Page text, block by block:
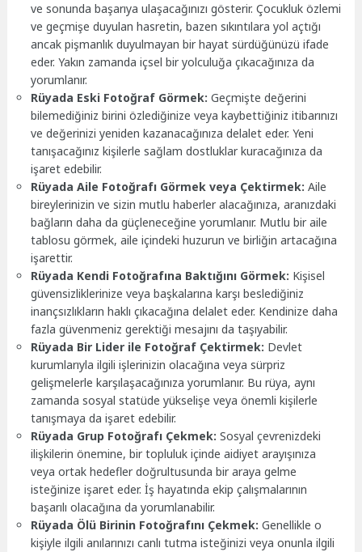
ve sonunda başarıya ulaşacağınızı gösterir. Çocukluk özlemi
ve geçmişe duyulan hasretin, bazen sıkıntılara yol açtığı
ancak pişmanlık duyulmayan bir hayat sürdüğünüzü ifade
eder. Yakın zamanda içsel bir yolculuğa çıkacağınıza da
yorumlanır.
Rüyada Eski Fotoğraf Görmek: Geçmişte değerini
bilemediğiniz birini özlediğinize veya kaybettiğiniz itibarınızı
ve değerinizi yeniden kazanacağınıza delalet eder. Yeni
tanışacağınız kişilerle sağlam dostluklar kuracağınıza da
işaret edebilir.
Rüyada Aile Fotoğrafı Görmek veya Çektirmek: Aile
bireylerinizin ve sizin mutlu haberler alacağınıza, aranızdaki
bağların daha da güçleneceğine yorumlanır. Mutlu bir aile
tablosu görmek, aile içindeki huzurun ve birliğin artacağına
işarettir.
Rüyada Kendi Fotoğrafına Baktığını Görmek: Kişisel
güvensizliklerinize veya başkalarına karşı beslediğiniz
inançsızlıkların haklı çıkacağına delalet eder. Kendinize daha
fazla güvenmeniz gerektiği mesajını da taşıyabilir.
Rüyada Bir Lider ile Fotoğraf Çektirmek: Devlet
kurumlarıyla ilgili işlerinizin olacağına veya sürpriz
gelişmelerle karşılaşacağınıza yorumlanır. Bu rüya, aynı
zamanda sosyal statüde yükselişe veya önemli kişilerle
tanışmaya da işaret edebilir.
Rüyada Grup Fotoğrafı Çekmek: Sosyal çevrenizdeki
ilişkilerin önemine, bir topluluk içinde aidiyet arayışınıza
veya ortak hedefler doğrultusunda bir araya gelme
isteğinize işaret eder. İş hayatında ekip çalışmalarının
başarılı olacağına da yorumlanabilir.
Rüyada Ölü Birinin Fotoğrafını Çekmek: Genellikle o
kişiyle ilgili anılarınızı canlı tutma isteğinizi veya onunla ilgili